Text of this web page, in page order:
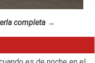
completa →